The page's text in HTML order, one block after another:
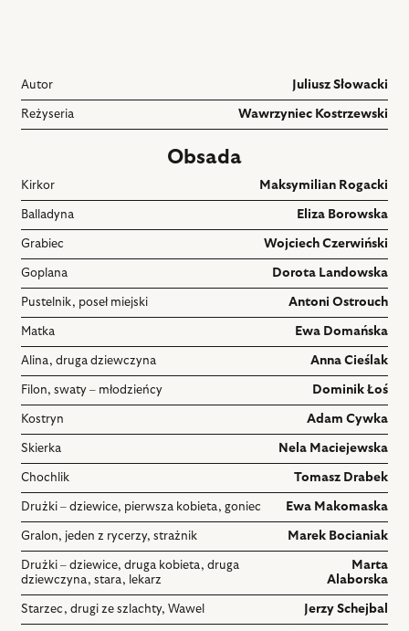
Autor Juliusz Słowacki
Reżyseria Wawrzyniec Kostrzewski
Obsada
Kirkor Maksymilian Rogacki
Balladyna Eliza Borowska
Grabiec Wojciech Czerwiński
Goplana Dorota Landowska
Pustelnik, poseł miejski Antoni Ostrouch
Matka Ewa Domańska
Alina, druga dziewczyna Anna Cieślak
Filon, swaty – młodzieńcy Dominik Łoś
Kostryn Adam Cywka
Skierka Nela Maciejewska
Chochlik Tomasz Drabek
Drużki – dziewice, pierwsza kobieta, goniec Ewa Makomaska
Gralon, jeden z rycerzy, strażnik Marek Bocianiak
Drużki – dziewice, druga kobieta, druga
dziewczyna, stara, lekarz
Marta
Alaborska
Starzec, drugi ze szlachty, Wawel Jerzy Schejbal